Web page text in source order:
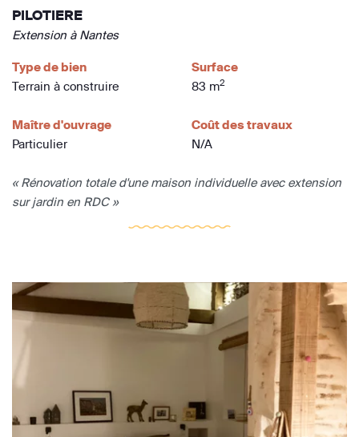
PILOTIERE
Extension à Nantes
Type de bien
Terrain à construire
Surface
83 m2
Maître d'ouvrage
Particulier
Coût des travaux
N/A
« Rénovation totale d'une maison individuelle avec extension
sur jardin en RDC »